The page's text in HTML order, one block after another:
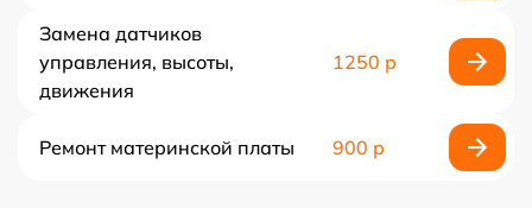
Замена датчиков
управления, высоты,
движения
1250 р
Ремонт материнской платы 900 р